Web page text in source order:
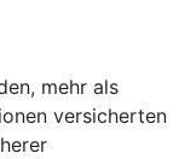
mehr als
versicherten